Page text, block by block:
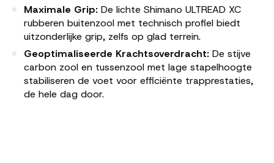
Maximale Grip: De lichte Shimano ULTREAD XC
rubberen buitenzool met technisch profiel biedt
uitzonderlijke grip, zelfs op glad terrein.
Geoptimaliseerde Krachtsoverdracht: De stijve
carbon zool en tussenzool met lage stapelhoogte
stabiliseren de voet voor efficiënte trapprestaties,
de hele dag door.